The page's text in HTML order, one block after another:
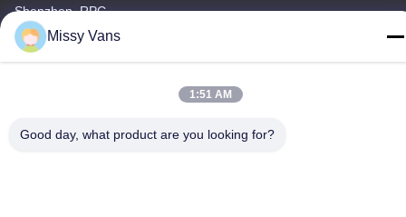
Shenzhen, RPC
Tél
Missy Vans
1:51 AM
Good day, what product are you looking for?